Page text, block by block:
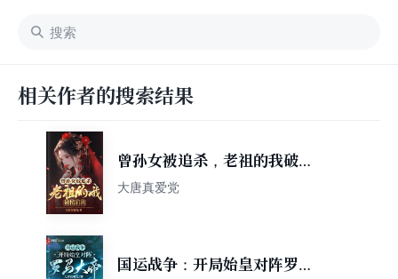
相关作者的搜索结果
曾孙女被追杀，老祖的我破棺
而出
大唐真爱党
国运战争：开局始皇对阵罗马